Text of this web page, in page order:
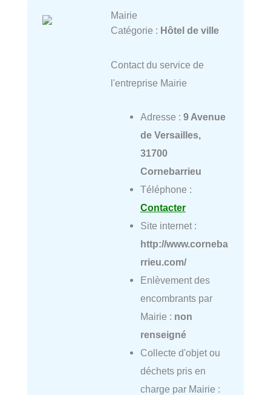
Mairie
Catégorie : Hôtel de ville
Contact du service de
l'entreprise Mairie
Adresse : 9 Avenue
de Versailles,
31700
Cornebarrieu
Téléphone :
Contacter
Site internet :
http://www.corneba
rrieu.com/
Enlèvement des
encombrants par
Mairie : non
renseigné
Collecte d'objet ou
déchets pris en
charge par Mairie :